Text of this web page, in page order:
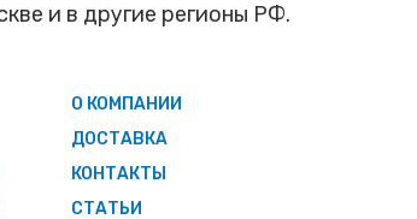
и в другие регионы РФ.
О КОМПАНИИ
ДОСТАВКА
КОНТАКТЫ
СТАТЬИ